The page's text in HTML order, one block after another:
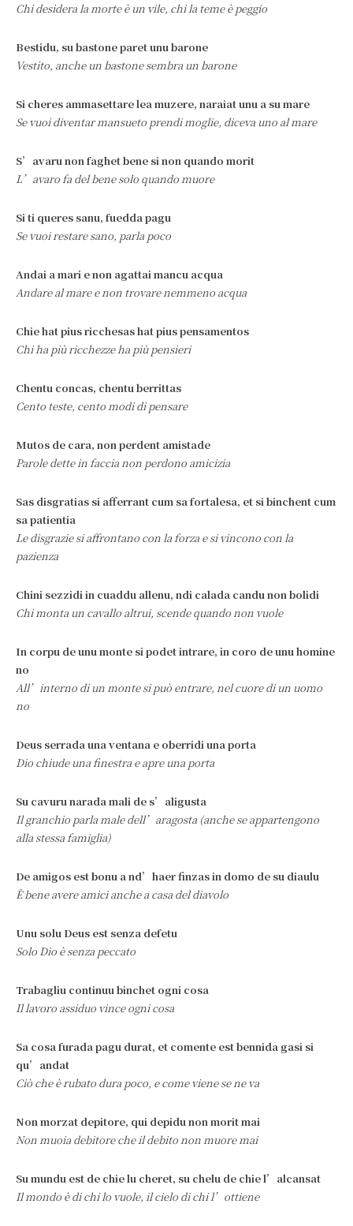
Chi desidera la morte è un vile, chi la teme è peggio
Bestidu, su bastone paret unu barone
Vestito, anche un bastone sembra un barone
Si cheres ammasettare lea muzere, naraiat unu a su mare
Se vuoi diventar mansueto prendi moglie, diceva uno al mare
S’avaru non faghet bene si non quando morit
L’avaro fa del bene solo quando muore
Si ti queres sanu, fuedda pagu
Se vuoi restare sano, parla poco
Andai a mari e non agattai mancu acqua
Andare al mare e non trovare nemmeno acqua
Chie hat pius ricchesas hat pius pensamentos
Chi ha più ricchezze ha più pensieri
Chentu concas, chentu berrittas
Cento teste, cento modi di pensare
Mutos de cara, non perdent amistade
Parole dette in faccia non perdono amicizia
Sas disgratias si afferrant cum sa fortalesa, et si binchent cum
sa patientia
Le disgrazie si affrontano con la forza e si vincono con la
pazienza
Chini sezzidi in cuaddu allenu, ndi calada candu non bolidi
Chi monta un cavallo altrui, scende quando non vuole
In corpu de unu monte si podet intrare, in coro de unu homine
no
All’interno di un monte si può entrare, nel cuore di un uomo
no
Deus serrada una ventana e oberridi una porta
Dio chiude una finestra e apre una porta
Su cavuru narada mali de s’aligusta
Il granchio parla male dell’aragosta (anche se appartengono
alla stessa famiglia)
De amigos est bonu a nd’haer finzas in domo de su diaulu
È bene avere amici anche a casa del diavolo
Unu solu Deus est senza defetu
Solo Dio è senza peccato
Trabagliu continuu binchet ogni cosa
Il lavoro assiduo vince ogni cosa
Sa cosa furada pagu durat, et comente est bennida gasi si
qu’andat
Ciò che è rubato dura poco, e come viene se ne va
Non morzat depitore, qui depidu non morit mai
Non muoia debitore che il debito non muore mai
Su mundu est de chie lu cheret, su chelu de chie l’alcansat
Il mondo è di chi lo vuole, il cielo di chi l’ottiene